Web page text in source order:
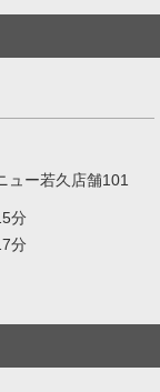
ュー若久店舗101
分
分